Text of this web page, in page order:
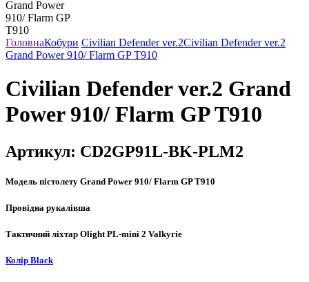
ГоловнаКобури Civilian Defender ver.2Civilian Defender ver.2
Grand Power 910/ Flarm GP T910
Civilian Defender ver.2 Grand
Power 910/ Flarm GP T910
Артикул: CD2GP91L-BK-PLM2
Модель пістолету Grand Power 910/ Flarm GP T910
Провідна рукалівша
Тактичний ліхтар Olight PL-mini 2 Valkyrie
Колір Black